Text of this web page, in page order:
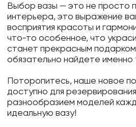
Выбор вазы — это не просто
интерьера, это выражение
восприятия красоты и
что-то особенное, что
станет прекрасным
обязательно найдете именно
Поторопитесь, наше новое
доступно для
разнообразием моделей
идеальную вазу!